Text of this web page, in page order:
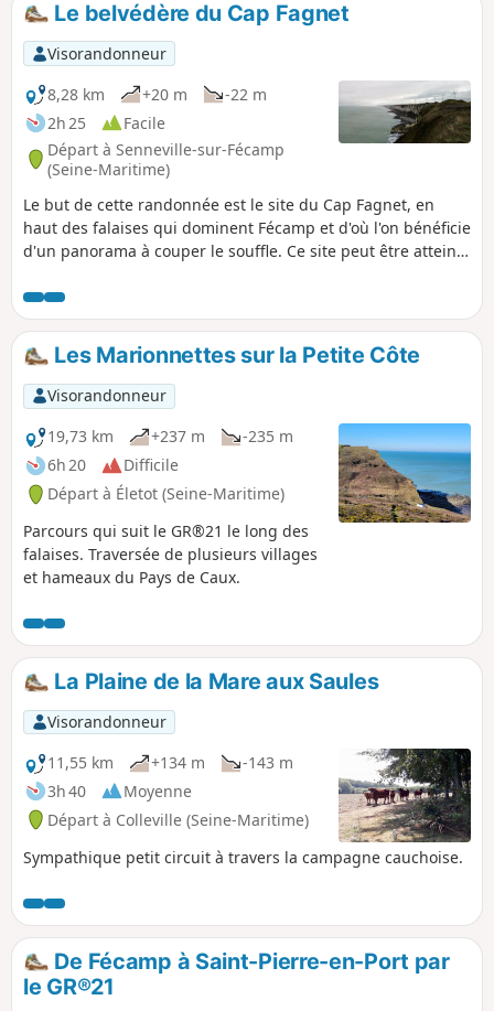
Le belvédère du Cap Fagnet
Visorandonneur
8,28 km
+20 m
-22 m
2h 25
Facile
Départ à Senneville-sur-Fécamp
(Seine-Maritime)
Le but de cette randonnée est le site du Cap Fagnet, en
haut des falaises qui dominent Fécamp et d'où l'on bénéficie
d'un panorama à couper le souffle. Ce site peut être atteint
goudronnées, tel que décrit ici. Il peut être également
parcouru par une très courte boucle (1 km), également
décrite en tant que variante. (Attention) Suite à des
éboulements l'accès au belvédère est interdit (cf. message
posté le 08/05/2023).
Les Marionnettes sur la Petite Côte
Visorandonneur
19,73 km
+237 m
-235 m
6h 20
Difficile
Départ à Életot (Seine-Maritime)
Parcours qui suit le GR®21 le long des
falaises. Traversée de plusieurs villages
et hameaux du Pays de Caux.
La Plaine de la Mare aux Saules
Visorandonneur
11,55 km
+134 m
-143 m
3h 40
Moyenne
Départ à Colleville (Seine-Maritime)
Sympathique petit circuit à travers la campagne cauchoise.
De Fécamp à Saint-Pierre-en-Port par
le GR®21